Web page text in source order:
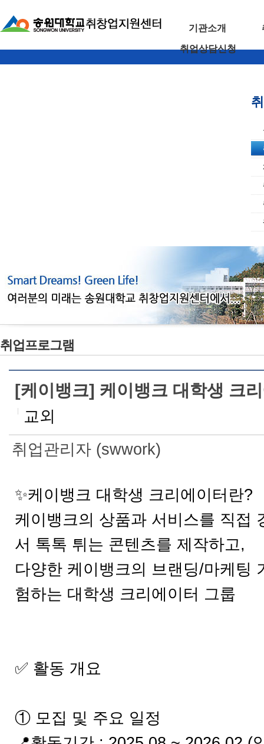
기관소개
취업상담신청
취업프로그램
[케이뱅크] 케이뱅크 대학생 크
교외
취업관리자 (swwork)
✨케이뱅크 대학생 크리에이터란?
케이뱅크의 상품과 서비스를 직접
서 톡톡 튀는 콘텐츠를 제작하고,
다양한 케이뱅크의 브랜딩/마케팅
험하는 대학생 크리에이터 그룹
✅ 활동 개요
① 모집 및 주요 일정